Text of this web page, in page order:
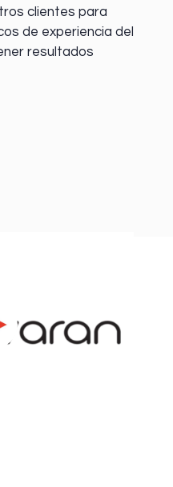
clientes para
de experiencia del
resultados